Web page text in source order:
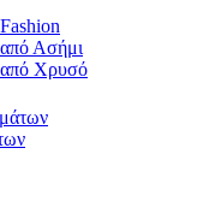
από Ασήμι
από Χρυσό